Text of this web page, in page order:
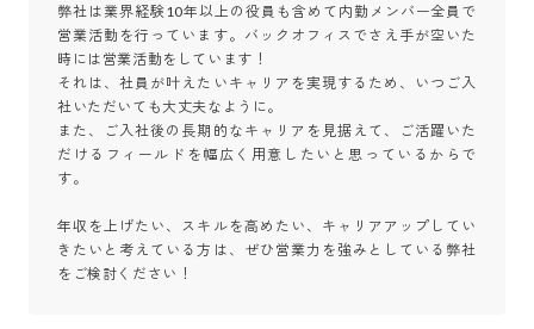
弊社は業界経験10年以上の役員も含めて内勤メンバー全員で
営業活動を行っています。バックオフィスでさえ手が空いた
時には営業活動をしています！
それは、社員が叶えたいキャリアを実現するため、いつご入
社いただいても大丈夫なように。
また、ご入社後の長期的なキャリアを見据えて、ご活躍いた
だけるフィールドを幅広く用意したいと思っているからで
す。
年収を上げたい、スキルを高めたい、キャリアアップしてい
きたいと考えている方は、ぜひ営業力を強みとしている弊社
をご検討ください！